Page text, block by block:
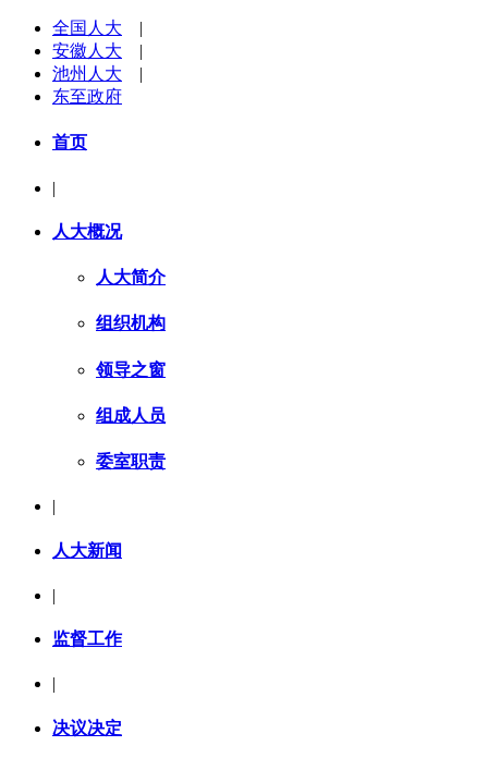
全国人大 |
安徽人大 |
池州人大 |
东至政府
首页
|
人大概况
人大简介
组织机构
领导之窗
组成人员
委室职责
|
人大新闻
|
监督工作
决议决定